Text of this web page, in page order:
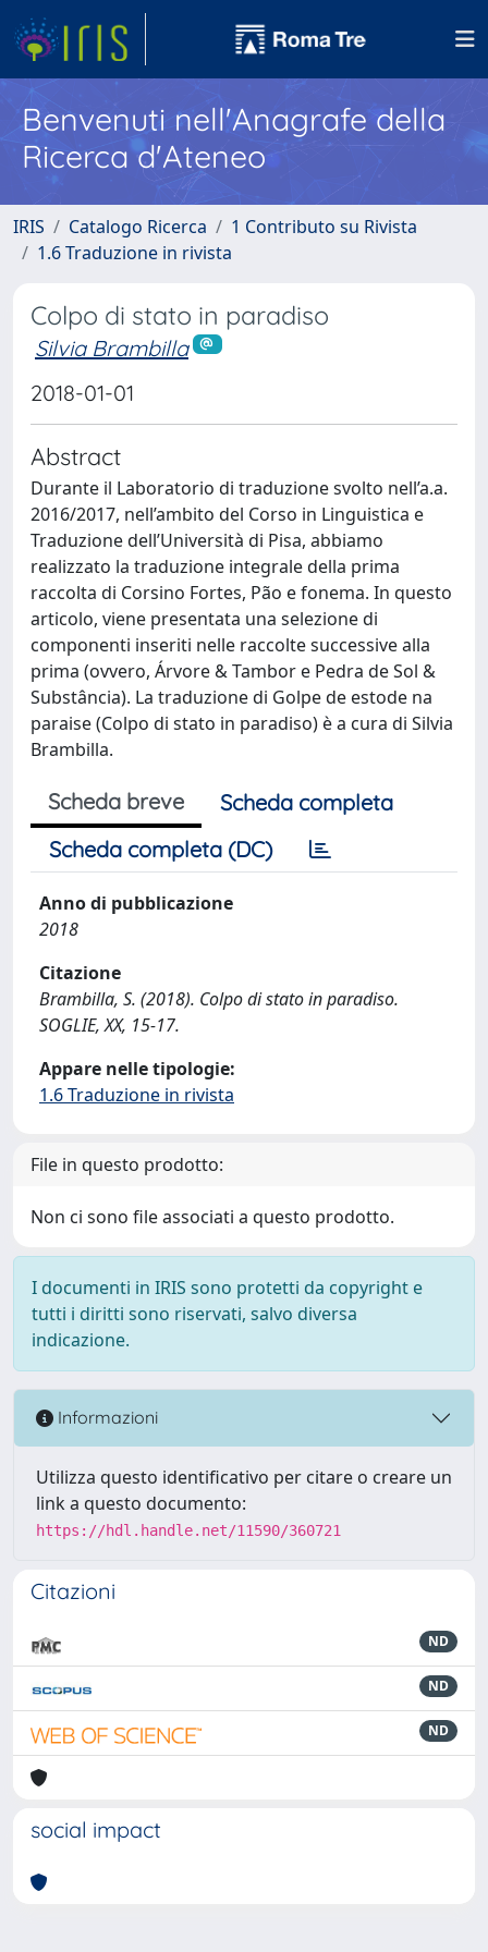
Benvenuti nell'Anagrafe della
Ricerca d'Ateneo
IRIS Catalogo Ricerca
1 Contributo su Rivista
1.6 Traduzione in rivista
Colpo di stato in paradiso
Silvia Brambilla
2018-01-01
Abstract
Durante il Laboratorio di traduzione svolto nell’a.a.
2016/2017, nell’ambito del Corso in Linguistica e
Traduzione dell’Università di Pisa, abbiamo
realizzato la traduzione integrale della prima
raccolta di Corsino Fortes, Pão e fonema. In questo
articolo, viene presentata una selezione di
componenti inseriti nelle raccolte successive alla
prima (ovvero, Árvore & Tambor e Pedra de Sol &
Substância). La traduzione di Golpe de estode na
paraise (Colpo di stato in paradiso) è a cura di Silvia
Brambilla.
Scheda breve
Scheda completa
Scheda completa (DC)
Anno di pubblicazione
2018
Citazione
Brambilla, S. (2018). Colpo di stato in paradiso.
SOGLIE, XX, 15-17.
Appare nelle tipologie:
1.6 Traduzione in rivista
File in questo prodotto:
Non ci sono file associati a questo prodotto.
I documenti in IRIS sono protetti da copyright e
tutti i diritti sono riservati, salvo diversa
indicazione.
Informazioni
Utilizza questo identificativo per citare o creare un
link a questo documento:
https://hdl.handle.net/11590/360721
Citazioni
ND
ND
ND
social impact